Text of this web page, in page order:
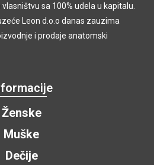
sa 100% udela u kapitalu.
Leon d.o.o danas zauzima
i prodaje anatomski
Ženske
Muške
Dečije